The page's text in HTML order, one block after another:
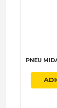
PNEU